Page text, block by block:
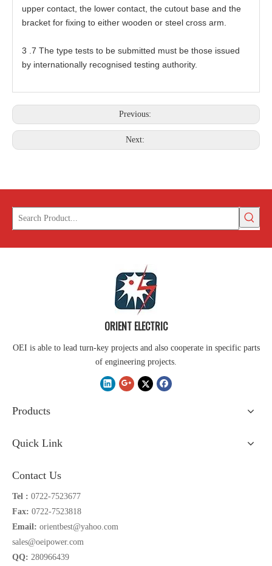
upper contact, the lower contact the cutout base and the
bracket for fixing to either wooden or steel cross arm.
3 .7 The type tests to be submitted must be those issued
by internationally recognised testing authority.
Previous:
Next:
ORIENT ELECTRIC
OEI is able to lead turn-key projects and also cooperate in specific parts
of engineering projects.
Products
Quick Link
Contact Us
Tel : 0722-7523677
Fax: 0722-7523818
Email: orientbest@yahoo.com
sales@oeipower.com
QQ: 280966439